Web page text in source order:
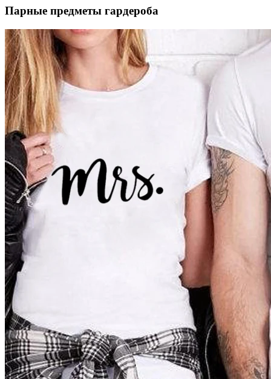
Парные предметы гардероба